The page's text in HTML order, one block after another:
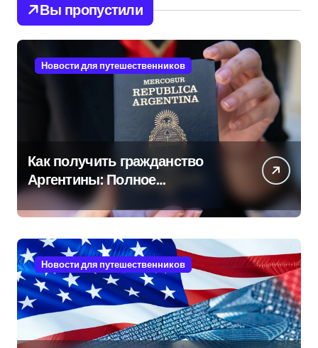
Вы пропустили
Новости для путешественников
Как получить гражданство
Аргентины: Полное
руководство
Новости для путешественников